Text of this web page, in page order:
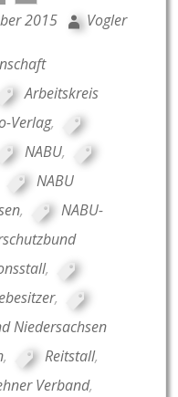
2015 Vogler
Arbeitskreis
Verlag,
NABU,
NABU
,
NABU-
,
,
Niedersachsen
, Reitstall,
Verband,